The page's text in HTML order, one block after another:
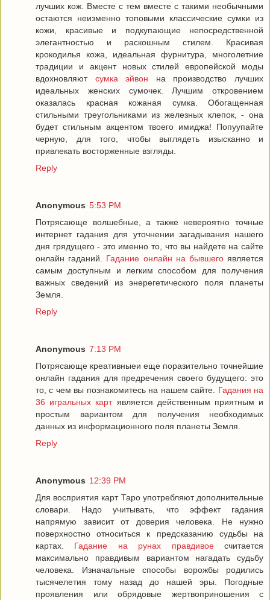
лучших кож. Вместе с тем вместе с такими необычными
остаются неизменно топовыми классические сумки из
кожи, красивые и подкупающие непосредственной
элегантностью и раскошным стилем. Красивая
крокодилья кожа, идеальная фурнитура, многолетние
традиции и акцент новых стилей европейской моды
вдохновляют сумка эйвон на производство лучших
идеальных женских сумочек. Лучшим откровением
оказалась красная кожаная сумка. Обогащенная
стильными треугольниками из железных клепок, - она
будет стильным акцентом твоего имиджа! Попуупайте
черную, для того, чтобы выглядеть изысканно и
привлекать восторженные взгляды.
Reply
Anonymous 5:53 PM
Потрясающе волшебные, а также невероятно точные
интернет гадания для уточнении загадывания нашего
дня грядущего - это именно то, что вы найдете на сайте
онлайн гаданий. Гадание онлайн на бывшегоявляется
самым доступным и легким способом для получения
важных сведений из энерегетического поля планеты
Земля.
Reply
Anonymous 7:13 PM
Потрясающе креативныеи еще поразительно точнейшие
онлайн гадания для предречения своего будущего: это
то, с чем вы познакомитесь на нашем сайте. Гадания на
36 игральных картявляется действенным приятным и
простым вариантом для получения необходимых
данных из информационного поля планеты Земля.
Reply
Anonymous 12:39 PM
Для восприятия карт Таро употребляют дополнительные
словари. Надо учитывать, что эффект гадания
напрямую зависит от доверия человека. Не нужно
поверхностно относиться к предсказанию судьбы на
картах. Гадание на рунах правдивоесчитается
максимально правдивым вариантом нагадать судьбу
человека. Изначальные способы ворожбы родились
тысячелетия тому назад до нашей эры. Погодные
проявления или обрядовые жертвоприношения с